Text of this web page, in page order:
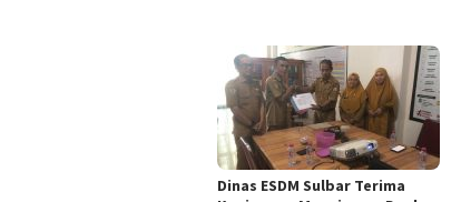
Dinas ESDM Sulbar Terima